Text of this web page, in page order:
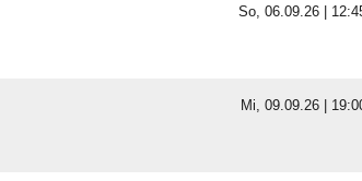
So, 06.09.26 |
Mi, 09.09.26 |